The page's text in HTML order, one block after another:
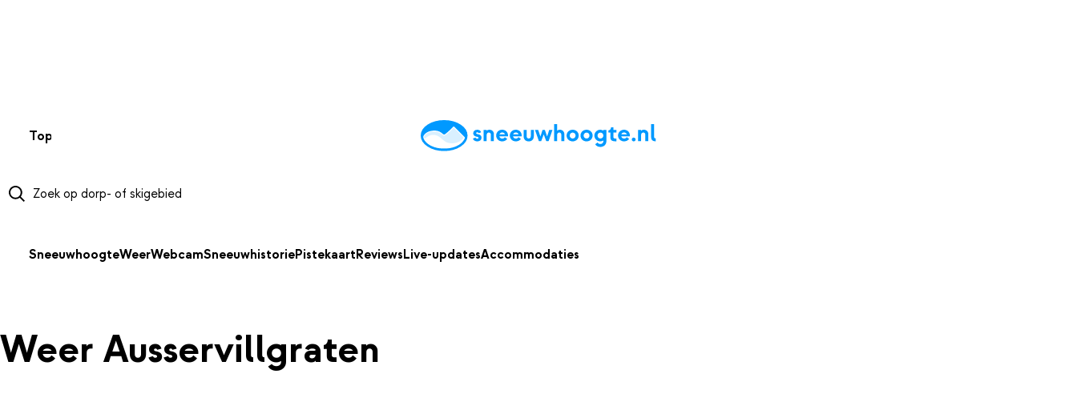
Top 50 AccommodatiesTipsReviewsLive updatesApp
SneeuwhoogteWeerWebcamSneeuwhistoriePistekaartReviewsLive-updatesAccommodaties
Weer Ausservillgraten